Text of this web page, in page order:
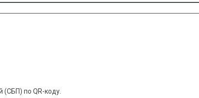
(СБП) по QR-коду.